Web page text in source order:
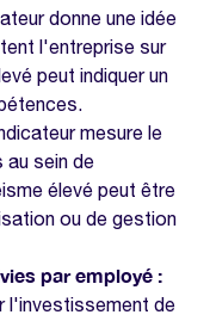
donne une idée
l'entreprise sur
peut indiquer un
mesure le
au sein de
élevé peut être
ou de gestion
par employé :
l'investissement de